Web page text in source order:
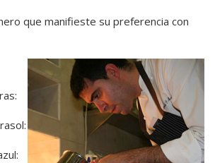
que manifieste su preferencia con